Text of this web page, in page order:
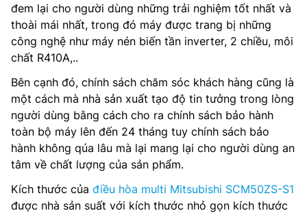
đem lại cho người dùng những trải nghiệm tốt nhất và
thoài mái nhất, trong đó máy được trang bị những
công nghệ như máy nén biến tần inverter, 2 chiều, môi
chất R410A,..
Bên cạnh đó, chính sách chăm sóc khách hàng cũng là
một cách mà nhà sản xuất tạo độ tin tưởng trong lòng
người dùng bằng cách cho ra chính sách bảo hành
toàn bộ máy lên đến 24 tháng tuy chính sách bảo
hành không qúa lâu mà lại mang lại cho người dùng an
tâm về chất lượng của sản phẩm.
Kích thước của điều hòa multi Mitsubishi SCM50ZS-S1
được nhà sản suất với kích thước nhỏ gọn kích thước